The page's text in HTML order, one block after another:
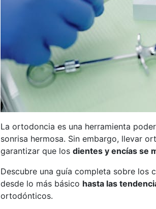
La ortodoncia es una herramienta
sonrisa hermosa. Sin embargo, llevar
garantizar que los dientes y encías se
Descubre una guía completa sobre los
desde lo más básico hasta las
ortodónticos.